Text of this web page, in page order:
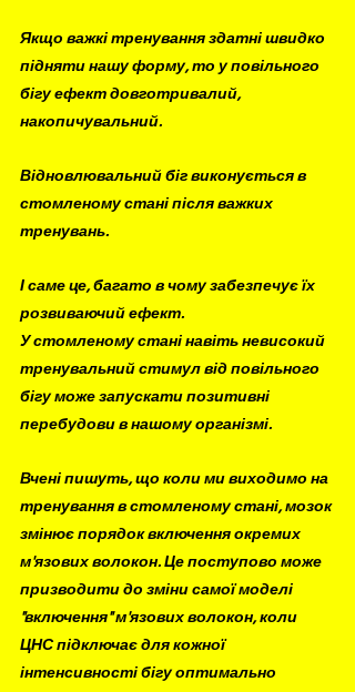
Якщо важкі тренування здатні швидко
підняти нашу форму, то у повільного
бігу ефект довготривалий,
накопичувальний.
Відновлювальний біг виконується в
стомленому стані після важких
тренувань.
І саме це, багато в чому забезпечує їх
розвиваючий ефект.
У стомленому стані навіть невисокий
тренувальний стимул від повільного
бігу може запускати позитивні
перебудови в нашому організмі.
Вчені пишуть, що коли ми виходимо на
тренування в стомленому стані, мозок
змінює порядок включення окремих
м'язових волокон. Це поступово може
призводити до зміни самої моделі
"включення" м'язових волокон, коли
ЦНС підключає для кожної
інтенсивності бігу оптимально